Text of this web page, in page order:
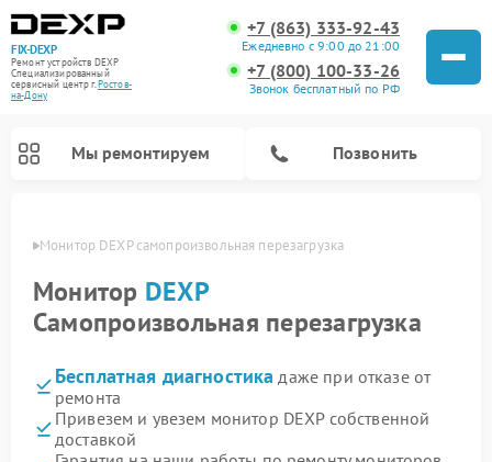
FIX-DEXP
Ремонт устройств DEXP
Специализированный
cервисный центр г.Ростов-
на-Дону
+7 (863) 333-92-43
Ежедневно с 9:00 до 21:00
+7 (800) 100-33-26
Звонок бесплатный по РФ
Мы ремонтируем Позвонить
Монитор DEXP самопроизвольная перезагрузка
Монитор DEXP
Самопроизвольная перезагрузка
Бесплатная диагностика даже при отказе от
ремонта
Привезем и увезем монитор DEXP собственной
доставкой